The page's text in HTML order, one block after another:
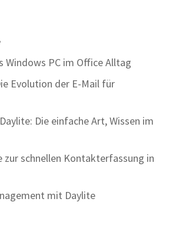
Windows PC im Office Alltag
Evolution der E-Mail für
Die einfache Art, Wissen im
zur schnellen Kontakterfassung in
mit Daylite